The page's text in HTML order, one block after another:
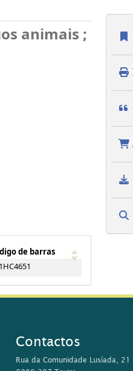
animais ;
de barras
Contactos
Rua da Comunidade Lusíada, 21